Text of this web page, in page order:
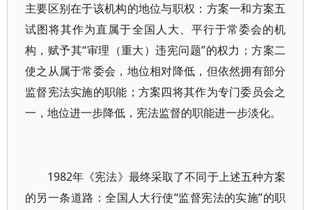
主要区别在于该机构的地位与职权：方案一和方案五
试图将其作为直属于全国人大、平行于常委会的机
构，赋予其“审理（重大）违宪问题”的权力；方案二
使之从属于常委会，地位相对降低，但依然拥有部分
监督宪法实施的职能；方案四将其作为专门委员会之
一，地位进一步降低，宪法监督的职能进一步淡化。
1982年《宪法》最终采取了不同于上述五种方案
的另一条道路：全国人大行使“监督宪法的实施”的职